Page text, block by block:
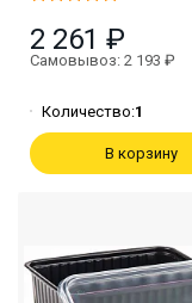
2 261 ₽
Самовывоз: 2 193 ₽
Количество:1
В корзину